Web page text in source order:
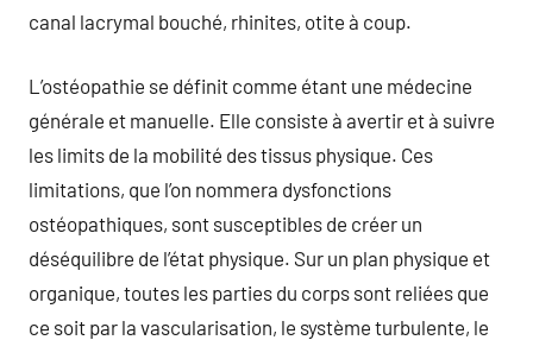
canal lacrymal bouché, rhinites, otite à coup.
L’ostéopathie se définit comme étant une médecine
générale et manuelle. Elle consiste à avertir et à suivre
les limits de la mobilité des tissus physique. Ces
limitations, que l’on nommera dysfonctions
ostéopathiques, sont susceptibles de créer un
déséquilibre de l’état physique. Sur un plan physique et
organique, toutes les parties du corps sont reliées que
ce soit par la vascularisation, le système turbulente, le